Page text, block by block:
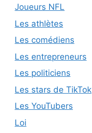
Joueurs NFL
Les athlètes
Les comédiens
Les entrepreneurs
Les politiciens
Les stars de TikTok
Les YouTubers
Loi